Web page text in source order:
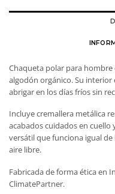
Chaqueta polar para hombre
algodón orgánico. Su
abrigar en los días fríos sin
Incluye cremallera metálica
acabados cuidados en cuello
versátil que funciona igual de
aire libre.
Fabricada de forma ética en
ClimatePartner.